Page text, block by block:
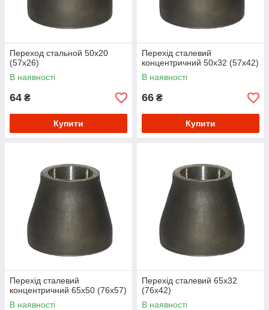
Переход стальной 50х20
(57х26)
В наявності
64 ₴
Купити
Перехід сталевий
концентричний 50х32 (57х42)
В наявності
66 ₴
Купити
Перехід сталевий
концентричний 65х50 (76х57)
В наявності
Перехід сталевий 65х32
(76х42)
В наявності